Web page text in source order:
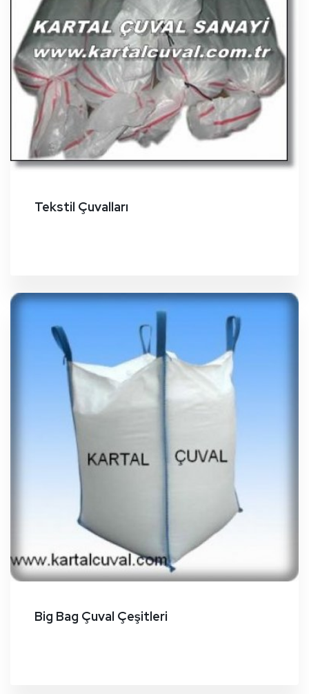
Tekstil Çuvalları
Big Bag Çuval Çeşitleri